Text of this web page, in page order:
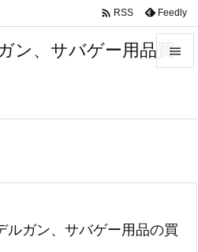
ン、サバゲー用品買

前へ
次へ
 RSS Feedly
ルガン、サバゲー用品の買